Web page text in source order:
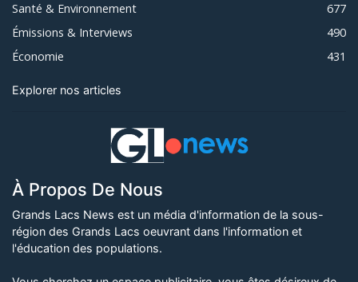
Santé & Environnement
677
Émissions & Interviews
490
Économie
431
Explorer nos articles
À Propos De Nous
Grands Lacs News est un média d'information de la sous-
région des Grands Lacs oeuvrant dans l'information et
l'éducation des populations.